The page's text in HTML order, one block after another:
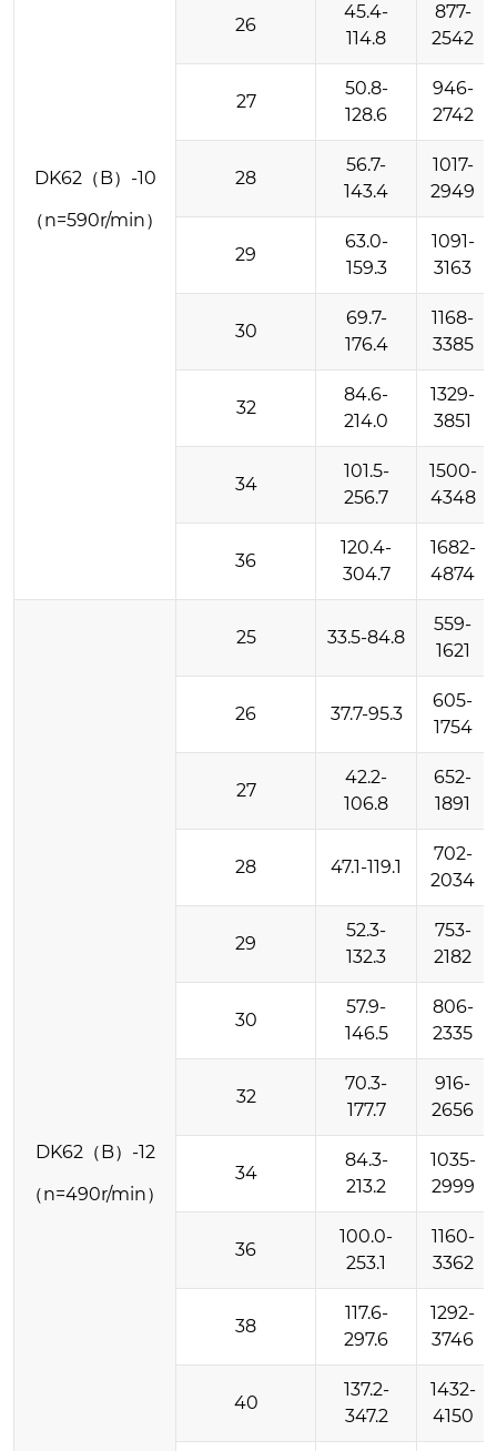
DK62（B）-10
（n=590r/min）
26
45.4-
114.8
877-
2542
27
50.8-
128.6
946-
2742
28
56.7-
143.4
1017-
2949
29
63.0-
159.3
1091-
3163
30
69.7-
176.4
1168-
3385
32
84.6-
214.0
1329-
3851
34
101.5-
256.7
1500-
4348
36
120.4-
304.7
1682-
4874
DK62（B）-12
（n=490r/min）
25 33.5-84.8
559-
1621
26 37.7-95.3
605-
1754
27
42.2-
106.8
652-
1891
28 47.1-119.1
702-
2034
29
52.3-
132.3
753-
2182
30
57.9-
146.5
806-
2335
32
70.3-
177.7
916-
2656
34
84.3-
213.2
1035-
2999
36
100.0-
253.1
1160-
3362
38
117.6-
297.6
1292-
3746
40
137.2-
347.2
1432-
4150